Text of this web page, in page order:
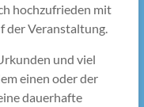
hochzufrieden mit
der Veranstaltung.
und viel
einen oder der
dauerhafte